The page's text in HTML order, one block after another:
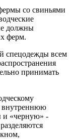
со свиньями
должны
ферм.
спецодежды всем
принимать
внутреннюю
и «черную» -